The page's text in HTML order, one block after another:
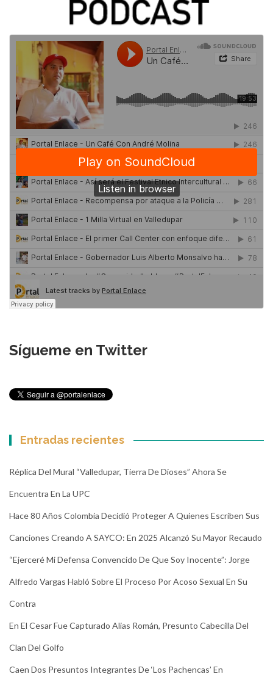
Sígueme en Twitter
Entradas recientes
Réplica Del Mural “Valledupar, Tierra De Dioses” Ahora Se
Encuentra En La UPC
Hace 80 Años Colombia Decidió Proteger A Quienes Escriben Sus
Canciones Creando A SAYCO: En 2025 Alcanzó Su Mayor Recaudo
“Ejerceré Mi Defensa Convencido De Que Soy Inocente”: Jorge
Alfredo Vargas Habló Sobre El Proceso Por Acoso Sexual En Su
Contra
En El Cesar Fue Capturado Alias Román, Presunto Cabecilla Del
Clan Del Golfo
Caen Dos Presuntos Integrantes De ‘Los Pachencas’ En